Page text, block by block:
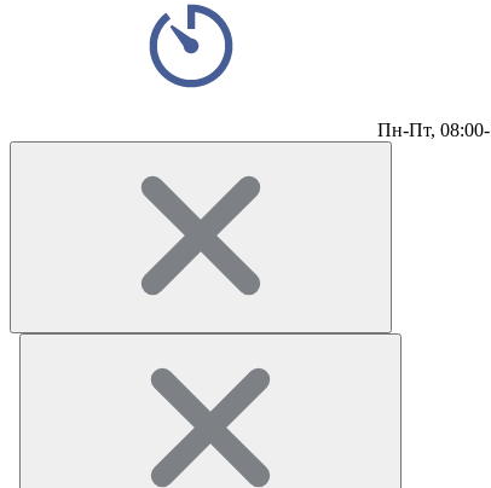
Пн-Пт,